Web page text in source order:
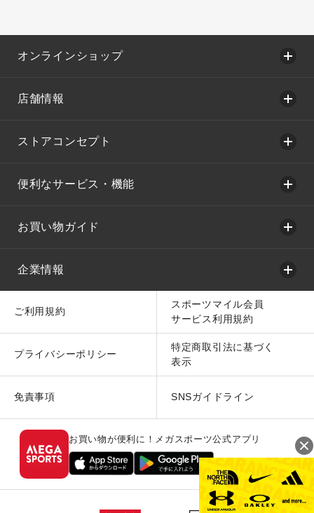
オンラインショップ
店舗情報
ストアコンセプト
便利なサービス・機能
お買い物ガイド
企業情報
ご利用規約
スポーツマイル会員
サービス利用規約
プライバシーポリシー
特定商取引法に基づく
表示
免責事項 SNSガイドライン
お買い物が便利に！メガスポーツ公式アプリ